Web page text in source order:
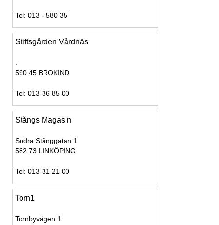
Tel: 013 - 580 35
Stiftsgården Vårdnäs
590 45 BROKIND
Tel: 013-36 85 00
Stångs Magasin
Södra Stånggatan 1
582 73 LINKÖPING
Tel: 013-31 21 00
Torn1
Tornbyvägen 1